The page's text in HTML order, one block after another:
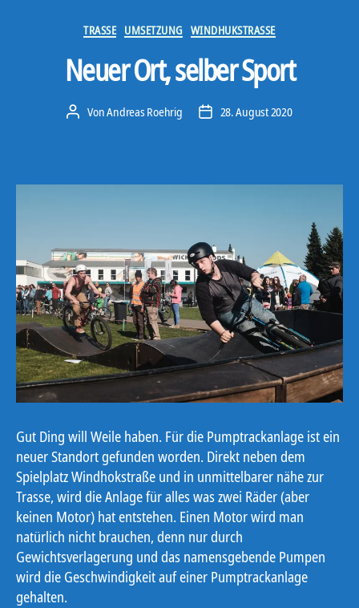
Kategorien
TRASSE UMSETZUNG WINDHUKSTRASSE
Neuer Ort, selber Sport
Beitragsautor
VonAndreas Roehrig Veröffentlichungsdatum
28. August 2020
Gut Ding will Weile haben. Für die Pumptrackanlage ist ein
neuer Standort gefunden worden. Direkt neben dem
Spielplatz Windhokstraße und in unmittelbarer nähe zur
Trasse, wird die Anlage für alles was zwei Räder (aber
keinen Motor) hat entstehen. Einen Motor wird man
natürlich nicht brauchen, denn nur durch
Gewichtsverlagerung und das namensgebende Pumpen
wird die Geschwindigkeit auf einer Pumptrackanlage
gehalten.